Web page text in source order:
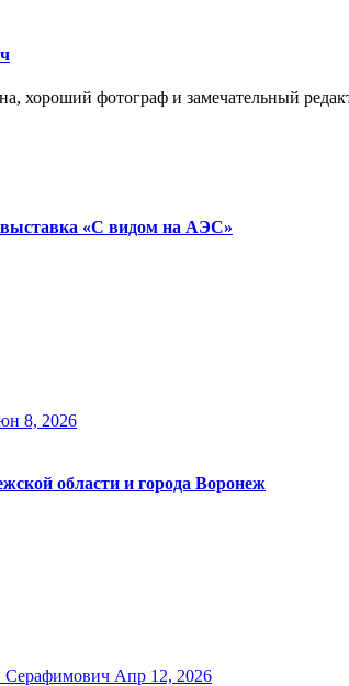
хороший фотограф и замечательный
«С видом на АЭС»
8, 2026
области и города Воронеж
Серафимович Апр 12, 2026